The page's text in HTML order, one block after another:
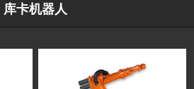
库卡机器人